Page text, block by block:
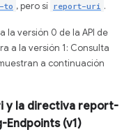
to , pero sí report-uri .
la versión 0 de la API de
a la versión 1: Consulta
a continuación
y la directiva report-
Endpoints (v1)